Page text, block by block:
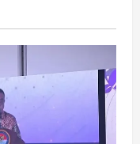
Jadi
Ini Pesan Ali